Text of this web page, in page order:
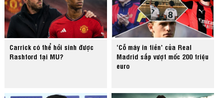
Carrick có thể hồi sinh được
Rashford tại MU?
‘Cỗ máy in tiền’ của Real
Madrid sắp vượt mốc 200 triệu
euro